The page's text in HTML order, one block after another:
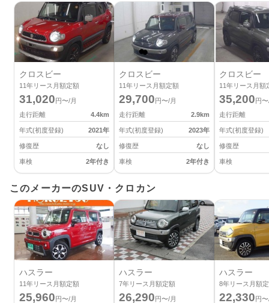
クロスビー
11年リース月額定額
31,020円〜/月
走行距離
4.4km
年式(初度登録) 2021年
修復歴 なし
車検 2年付き
クロスビー
11年リース月額定額
29,700円〜/月
走行距離
2.9km
年式(初度登録) 2023年
修復歴 なし
車検 2年付き
クロスビー
11年リース月額
35,200円
走行距離
年式(初度登録)
修復歴
車検
このメーカーのSUV・クロカン
ハスラー
11年リース月額定額
25,960円〜/月
ハスラー
7年リース月額定額
26,290円〜/月
ハスラー
8年リース月額
22,330円